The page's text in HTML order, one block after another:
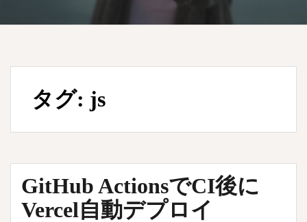
タグ: js
GitHub ActionsでCI後に
Vercel自動デプロイ